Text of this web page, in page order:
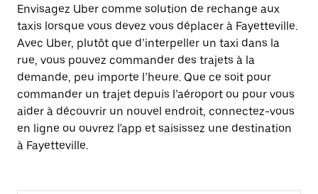
Envisagez Uber comme solution de rechange aux
taxis lorsque vous devez vous déplacer à Fayetteville.
Avec Uber, plutôt que d’interpeller un taxi dans la
rue, vous pouvez commander des trajets à la
demande, peu importe l’heure. Que ce soit pour
commander un trajet depuis l’aéroport ou pour vous
aider à découvrir un nouvel endroit, connectez-vous
en ligne ou ouvrez l'app et saisissez une destination
à Fayetteville.